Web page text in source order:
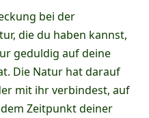
bei der
die du haben kannst,
geduldig auf deine
Die Natur hat darauf
mit ihr verbindest, auf
Zeitpunkt deiner